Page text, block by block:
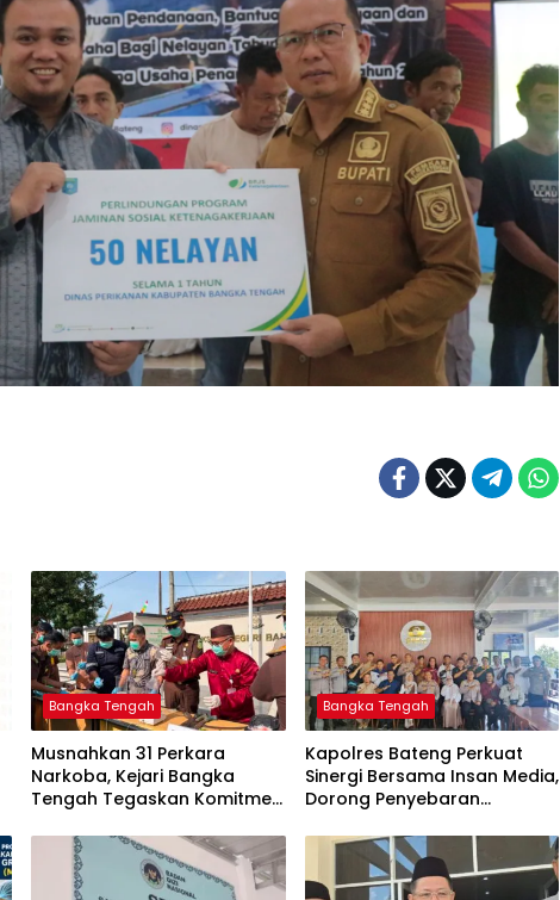
Bangka Tengah
Musnahkan 31 Perkara
Narkoba, Kejari Bangka
Tengah Tegaskan Komitmen
Tuntas
Bangka Tengah
‎Kapolres Bateng Perkuat
Sinergi Bersama Insan Media,
Dorong Penyebaran
Layanan Polri 110